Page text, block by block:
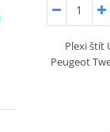
Plexi štít
Peugeot